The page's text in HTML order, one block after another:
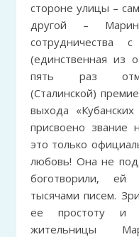
стороне улицы –
другой –
(единственная из
пять раз
(Сталинской)
выхода
присвоено звание
это только
любовь! Она не
боготворили, ей
тысячами писем.
ее простоту и
жительницы